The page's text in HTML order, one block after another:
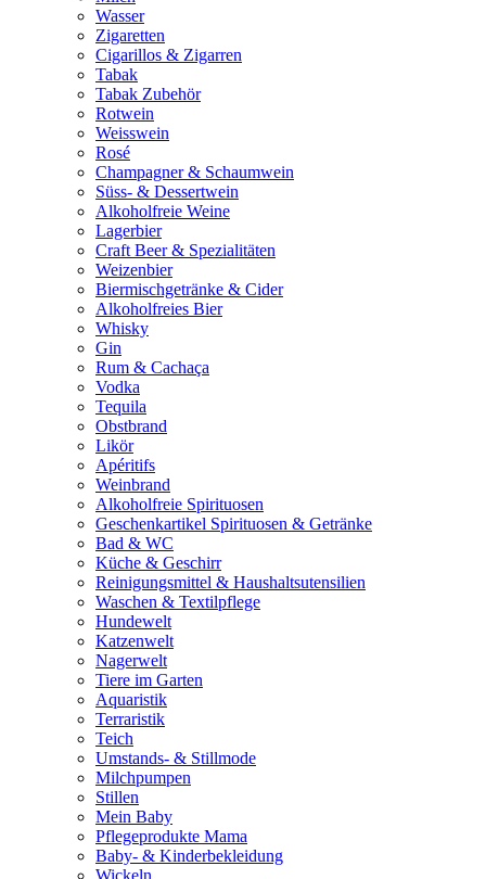
Wasser
Zigaretten
Cigarillos & Zigarren
Tabak
Tabak Zubehör
Rotwein
Weisswein
Rosé
Champagner & Schaumwein
Süss- & Dessertwein
Alkoholfreie Weine
Lagerbier
Craft Beer & Spezialitäten
Weizenbier
Biermischgetränke & Cider
Alkoholfreies Bier
Whisky
Gin
Rum & Cachaça
Vodka
Tequila
Obstbrand
Likör
Apéritifs
Weinbrand
Alkoholfreie Spirituosen
Geschenkartikel Spirituosen & Getränke
Bad & WC
Küche & Geschirr
Reinigungsmittel & Haushaltsutensilien
Waschen & Textilpflege
Hundewelt
Katzenwelt
Nagerwelt
Tiere im Garten
Aquaristik
Terraristik
Teich
Umstands- & Stillmode
Milchpumpen
Stillen
Mein Baby
Pflegeprodukte Mama
Baby- & Kinderbekleidung
Wickeln